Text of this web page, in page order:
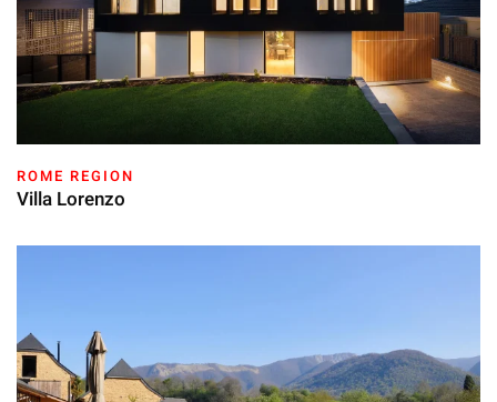
ROME REGION
Villa Lorenzo